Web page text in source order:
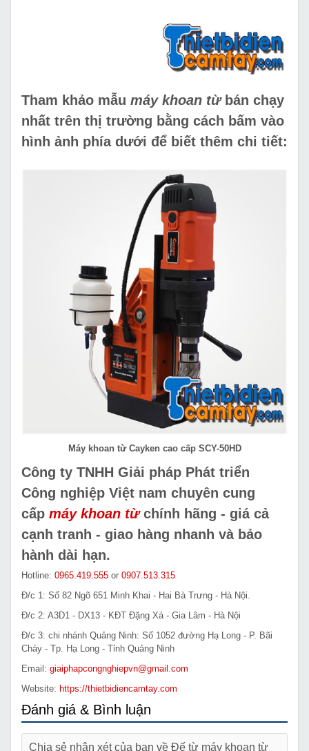
Tham khảo mẫu máy khoan từbán chạy
nhất trên thị trường bằng cách bấm vào
hình ảnh phía dưới để biết thêm chi tiết:
Máy khoan từ Cayken cao cấp SCY-50HD
Công ty TNHH Giải pháp Phát triển
Công nghiệp Việt nam chuyên cung
cấp máy khoan từchính hãng - giá cả
cạnh tranh - giao hàng nhanh và bảo
hành dài hạn.
Hotline: 0965.419.555 or 0907.513.315
Đ/c 1: Số 82 Ngõ 651 Minh Khai - Hai Bà Trưng - Hà Nội.
Đ/c 2: A3D1 - DX13 - KĐT Đặng Xá - Gia Lâm - Hà Nội
Đ/c 3: chi nhánh Quảng Ninh: Số 1052 đường Hạ Long - P. Bãi
Cháy - Tp. Hạ Long - Tỉnh Quảng Ninh
Email: giaiphapcongnghiepvn@gmail.com
Website: https://thietbidiencamtay.com
Đánh giá & Bình luận
Chia sẻ nhận xét của bạn về Đế từ máy khoan từ